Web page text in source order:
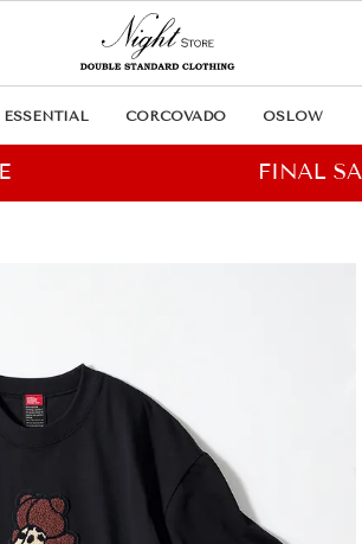
ESSENTIAL CORCOVADO OSLOW